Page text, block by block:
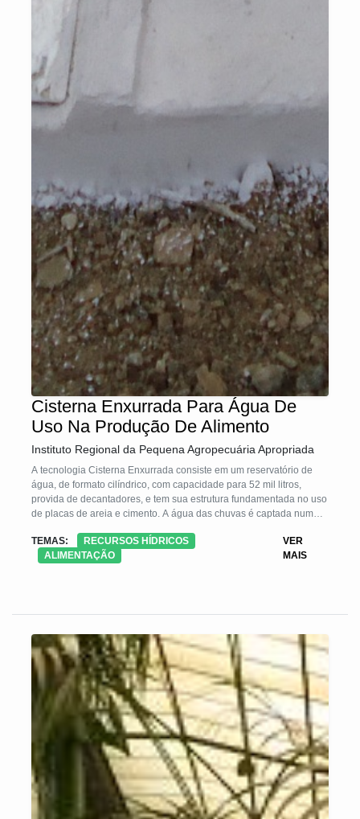
Cisterna Enxurrada Para Água De
Uso Na Produção De Alimento
Instituto Regional da Pequena Agropecuária Apropriada
A tecnologia Cisterna Enxurrada consiste em um reservatório de
água, de formato cilíndrico, com capacidade para 52 mil litros,
provida de decantadores, e tem sua estrutura fundamentada no uso
de placas de areia e cimento. A água das chuvas é captada num
é do que uma caixa de retenção de sedimentos, adentra a cisterna
por meio de canos, e destina-se ao uso na produção de alimentos
TEMAS:
RECURSOS HÍDRICOS
ALIMENTAÇÃO
VER
MAIS